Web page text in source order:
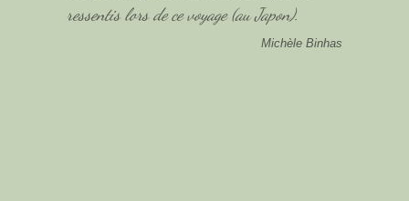
ressentis lors de ce voyage (au Japon).
Michèle Binhas